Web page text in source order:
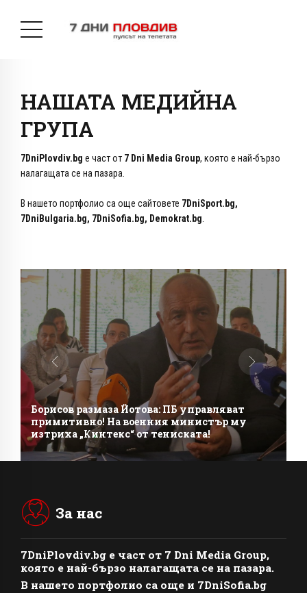
НАШАТА МЕДИЙНА
ГРУПА
7DniPlovdiv.bg e част от 7 Dni Media Group, която е най-бързо
налагащата се на пазара.
В нашето портфолио са още сайтовете 7DniSport.bg,
7DniBulgaria.bg, 7DniSofia.bg, Demokrat.bg.
Борисов размаза Йотова: ПБ управляват
примитивно! На военния министър му
изтриха „Кинтекс“ от тениската!
За нас
7DniPlovdiv.bg e част от 7 Dni Media Group,
която е най-бързо налагащата се на пазара.
В нашето портфолио са още и 7DniSofia.bg